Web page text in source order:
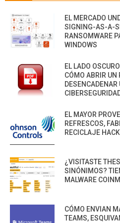
EL MERCADO
SIGNING-AS-A-
RANSOMWARE
WINDOWS
EL LADO
CÓMO ABRIR UN
EL MAYOR
REFRESCOS,
RECICLAJE
¿VISITASTE
SINÓNIMOS?
MALWARE
CÓMO ENVIAN
TEAMS,